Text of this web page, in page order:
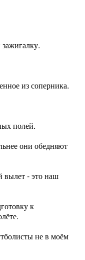
из соперника.
полей.
они обедняют
вылет - это наш
к
не в моём